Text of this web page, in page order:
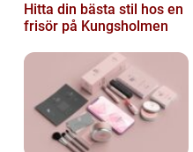
Hitta din bästa stil hos en
frisör på Kungsholmen